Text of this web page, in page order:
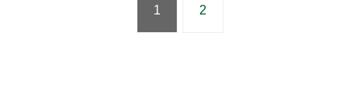
1 2